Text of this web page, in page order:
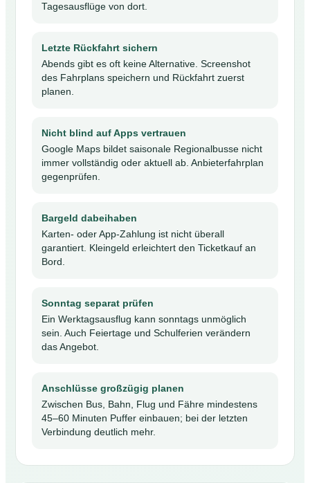
Tagesausflüge von dort.
Letzte Rückfahrt sichern
Abends gibt es oft keine Alternative. Screenshot
des Fahrplans speichern und Rückfahrt zuerst
planen.
Nicht blind auf Apps vertrauen
Google Maps bildet saisonale Regionalbusse nicht
immer vollständig oder aktuell ab. Anbieterfahrplan
gegenprüfen.
Bargeld dabeihaben
Karten- oder App-Zahlung ist nicht überall
garantiert. Kleingeld erleichtert den Ticketkauf an
Bord.
Sonntag separat prüfen
Ein Werktagsausflug kann sonntags unmöglich
sein. Auch Feiertage und Schulferien verändern
das Angebot.
Anschlüsse großzügig planen
Zwischen Bus, Bahn, Flug und Fähre mindestens
45–60 Minuten Puffer einbauen; bei der letzten
Verbindung deutlich mehr.